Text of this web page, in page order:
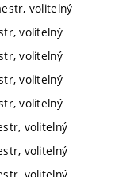
volitelný
volitelný
volitelný
volitelný
volitelný
volitelný
volitelný